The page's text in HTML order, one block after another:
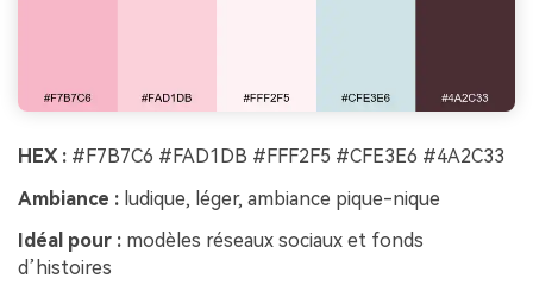
HEX : #F7B7C6 #FAD1DB #FFF2F5 #CFE3E6 #4A2C33
Ambiance : ludique, léger, ambiance pique-nique
Idéal pour : modèles réseaux sociaux et fonds
d’histoires